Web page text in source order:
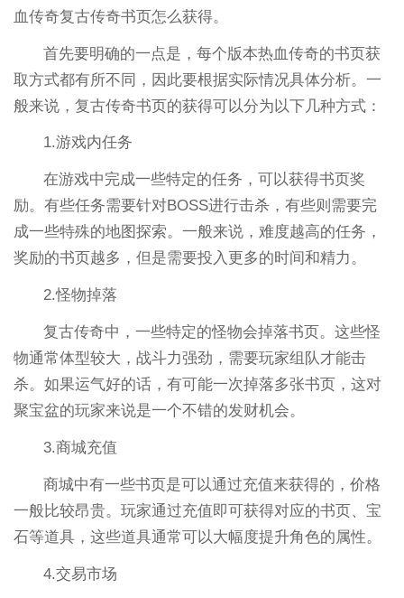
血传奇复古传奇书页怎么获得。
首先要明确的一点是，每个版本热血传奇的书页获
取方式都有所不同，因此要根据实际情况具体分析。一
般来说，复古传奇书页的获得可以分为以下几种方式：
1.游戏内任务
在游戏中完成一些特定的任务，可以获得书页奖
励。有些任务需要针对BOSS进行击杀，有些则需要完
成一些特殊的地图探索。一般来说，难度越高的任务，
奖励的书页越多，但是需要投入更多的时间和精力。
2.怪物掉落
复古传奇中，一些特定的怪物会掉落书页。这些怪
物通常体型较大，战斗力强劲，需要玩家组队才能击
杀。如果运气好的话，有可能一次掉落多张书页，这对
聚宝盆的玩家来说是一个不错的发财机会。
3.商城充值
商城中有一些书页是可以通过充值来获得的，价格
一般比较昂贵。玩家通过充值即可获得对应的书页、宝
石等道具，这些道具通常可以大幅度提升角色的属性。
4.交易市场